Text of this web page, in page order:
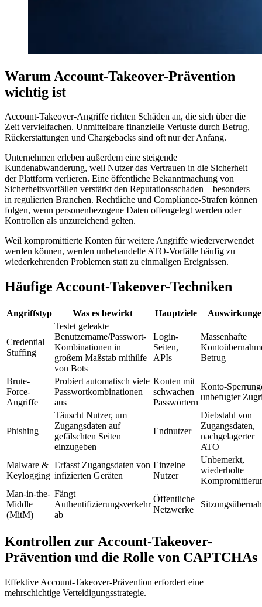
Warum Account-Takeover-Prävention
wichtig ist
Account-Takeover-Angriffe richten Schäden an, die sich über die
Zeit vervielfachen. Unmittelbare finanzielle Verluste durch Betrug,
Rückerstattungen und Chargebacks sind oft nur der Anfang.
Unternehmen erleben außerdem eine steigende
Kundenabwanderung, weil Nutzer das Vertrauen in die Sicherheit
der Plattform verlieren. Eine öffentliche Bekanntmachung von
Sicherheitsvorfällen verstärkt den Reputationsschaden – besonders
in regulierten Branchen. Rechtliche und Compliance-Strafen können
folgen, wenn personenbezogene Daten offengelegt werden oder
Kontrollen als unzureichend gelten.
Weil kompromittierte Konten für weitere Angriffe wiederverwendet
werden können, werden unbehandelte ATO-Vorfälle häufig zu
wiederkehrenden Problemen statt zu einmaligen Ereignissen.
Häufige Account-Takeover-Techniken
Angriffstyp Was es bewirkt Hauptziele
Credential
Stuffing
Testet geleakte
Benutzername/Passwort-
Kombinationen in
großem Maßstab mithilfe
von Bots
Login-
Seiten,
APIs
Massenhafte
Betrug
Brute-
Force-
Angriffe
Probiert automatisch viele
Passwortkombinationen
aus
Konten mit
schwachen
Passwörtern
Konto-
unbefugter
Phishing
Täuscht Nutzer, um
Zugangsdaten auf
gefälschten Seiten
einzugeben
Endnutzer
Diebstahl von
Zugangsdaten,
nachgelagerter
ATO
Malware &
Keylogging
Erfasst Zugangsdaten von
infizierten Geräten
Einzelne
Nutzer
Unbemerkt,
wiederholte
Man-in-the-
Middle
(MitM)
Fängt
Authentifizierungsverkehr
ab
Öffentliche
Netzwerke
Kontrollen zur Account-Takeover-
Prävention und die Rolle von CAPTCHAs
Effektive Account-Takeover-Prävention erfordert eine
mehrschichtige Verteidigungsstrategie.